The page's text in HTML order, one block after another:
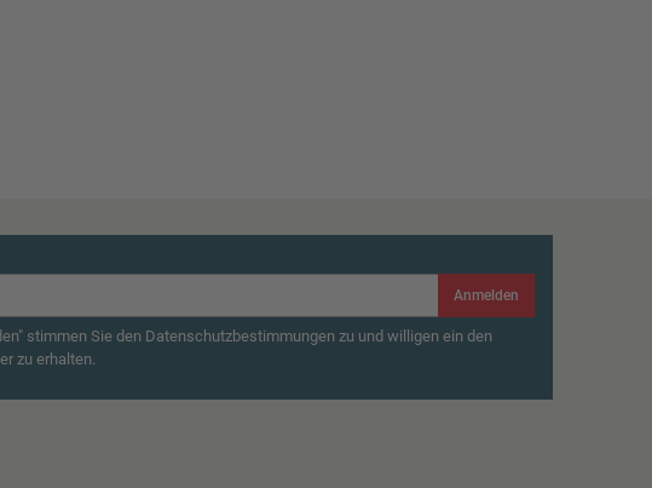
Anmelden
stimmen Sie den Datenschutzbestimmungen zu und willigen ein den
zu erhalten.